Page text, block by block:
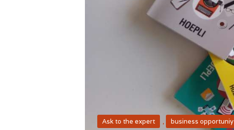
Ask to the expert , business opportuniy